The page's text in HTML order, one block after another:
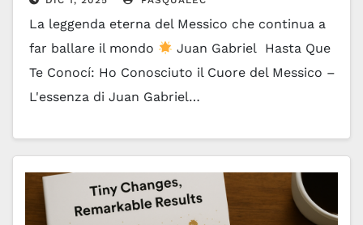
La leggenda eterna del Messico che continua a
far ballare il mondo
Juan Gabriel Hasta Que
Te Conocí: Ho Conosciuto il Cuore del Messico –
L'essenza di Juan Gabriel…